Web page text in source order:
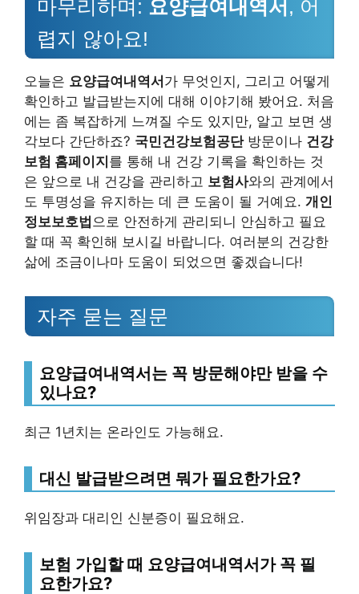
마무리하며: 요양급여내역서 , 어
렵지 않아요!
오늘은 요양급여내역서 가 무엇인지, 그리고 어떻게
확인하고 발급받는지에 대해 이야기해 봤어요. 처음
에는 좀 복잡하게 느껴질 수도 있지만, 알고 보면 생
각보다 간단하죠? 국민건강보험공단방문이나 건강
보험 홈페이지 를 통해 내 건강 기록을 확인하는 것
은 앞으로 내 건강을 관리하고 보험사와의 관계에서
도 투명성을 유지하는 데 큰 도움이 될 거예요. 개인
정보보호법 으로 안전하게 관리되니 안심하고 필요
할 때 꼭 확인해 보시길 바랍니다. 여러분의 건강한
삶에 조금이나마 도움이 되었으면 좋겠습니다!
자주 묻는 질문
요양급여내역서는 꼭 방문해야만 받을 수
있나요?
최근 1년치는 온라인도 가능해요.
대신 발급받으려면 뭐가 필요한가요?
위임장과 대리인 신분증이 필요해요.
보험 가입할 때 요양급여내역서가 꼭 필
요한가요?